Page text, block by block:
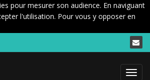
pour mesurer son audience. En naviguant
l'utilisation. Pour vous y opposer en
Menu